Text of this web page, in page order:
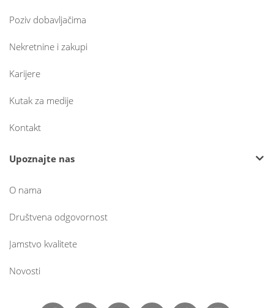
Poziv dobavljačima
Nekretnine i zakupi
Karijere
Kutak za medije
Kontakt
Upoznajte nas
O nama
Društvena odgovornost
Jamstvo kvalitete
Novosti